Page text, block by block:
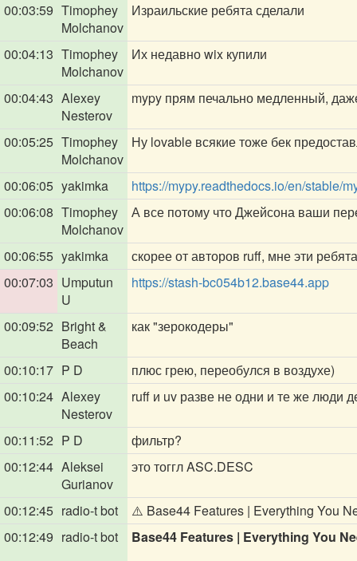
00:03:59 Timophey
Molchanov
Израильские ребята сделали
00:04:13 Timophey
Molchanov
Их недавно wix купили
00:04:43 Alexey
Nesterov
mypy прям печально медленный,
00:05:25 Timophey
Molchanov
Ну lovable всякие тоже бек
00:06:05 yakimka
https://mypy.readthedocs.io/en/stable/
00:06:08 Timophey
Molchanov
А все потому что Джейсона ваши
00:06:55 yakimka
скорее от авторов ruff, мне эти
00:07:03 Umputun
U
https://stash-bc054b12.base44.app
00:09:52 Bright &
Beach
как "зерокодеры"
00:10:17 P D
плюс грею, переобулся в воздухе)
00:10:24 Alexey
Nesterov
ruff и uv разве не одни и те же люди
00:11:52 P D
фильтр?
00:12:44 Aleksei
Gurianov
это тоггл ASC.DESC
00:12:45 radio-t bot
⚠️ Base44 Features | Everything You
00:12:49 radio-t bot Base44 Features | Everything You